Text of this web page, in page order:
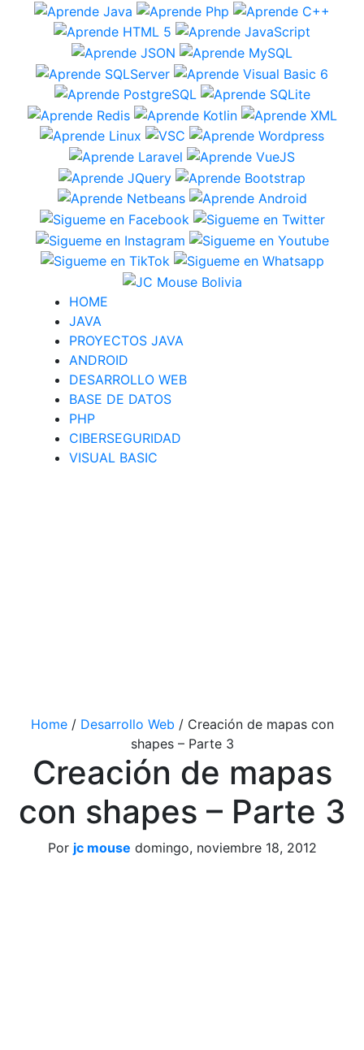
HOME
JAVA
PROYECTOS JAVA
ANDROID
DESARROLLO WEB
BASE DE DATOS
PHP
CIBERSEGURIDAD
VISUAL BASIC
Home/ Desarrollo Web / Creación de mapas con
shapes – Parte 3
Creación de mapas
con shapes – Parte 3
Por jc mouse domingo, noviembre 18, 2012